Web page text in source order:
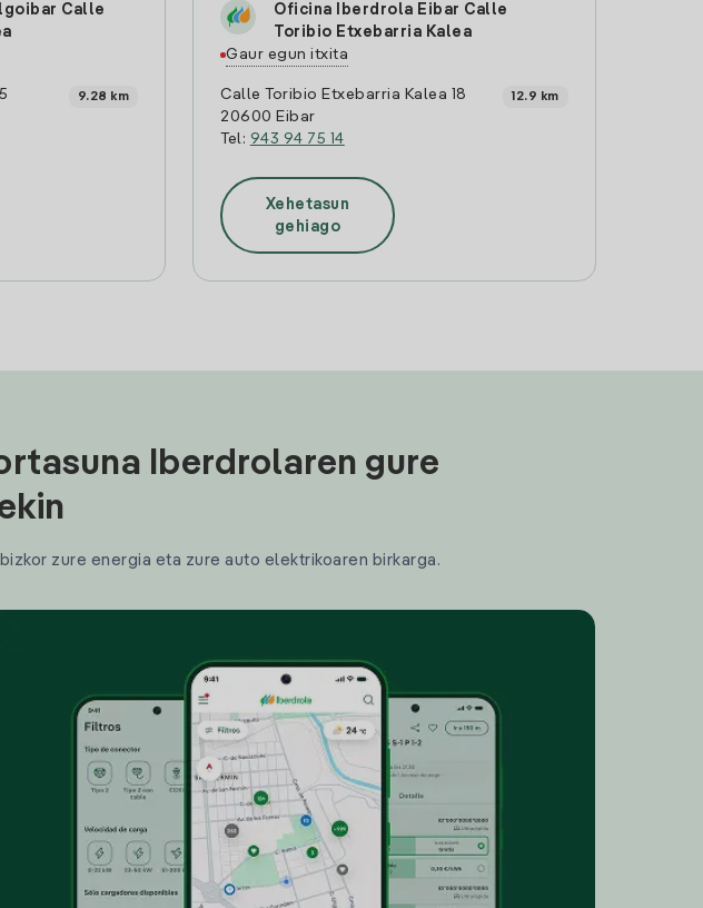
Calle
9.28 km
Oficina Iberdrola Eibar Calle
Toribio Etxebarria Kalea
Gaur egun itxita
Calle Toribio Etxebarria Kalea 18
20600 Eibar
Tel: 943 94 75 14
12.9 km
Xehetasun
gehiago
Iberdrolaren gure
zure energia eta zure auto elektrikoaren birkarga.